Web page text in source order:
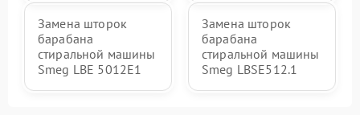
Замена шторок
барабана
стиральной машины
Smeg LBE 5012E1
Замена шторок
барабана
стиральной машины
Smeg LBSE512.1